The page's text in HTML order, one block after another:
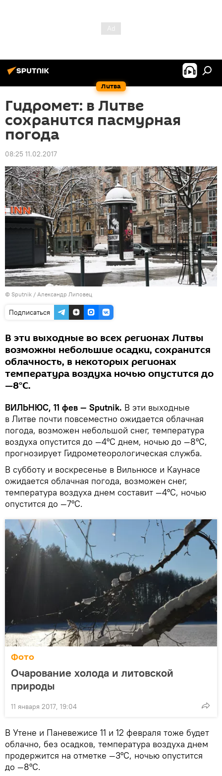
Литва
Гидромет: в Литве
сохранится пасмурная
погода
08:25 11.02.2017
© Sputnik / Александр Липовец
Подписаться
В эти выходные во всех регионах Литвы
возможны небольшие осадки, сохранится
облачность, в некоторых регионах
температура воздуха ночью опустится до
—8°С.
ВИЛЬНЮС, 11 фев — Sputnik. В эти выходные
в Литве почти повсеместно ожидается облачная
погода, возможен небольшой снег, температура
воздуха опустится до —4°С днем, ночью до —8°С,
прогнозирует Гидрометеорологическая служба.
В субботу и воскресенье в Вильнюсе и Каунасе
ожидается облачная погода, возможен снег,
температура воздуха днем составит —4°С, ночью
опустится до —7°С.
Фото
Очарование холода и литовской
природы
11 января 2017, 19:04
В Утене и Паневежисе 11 и 12 февраля тоже будет
облачно, без осадков, температура воздуха днем
продержится на отметке —3°С, ночью опустится
до —8°С.